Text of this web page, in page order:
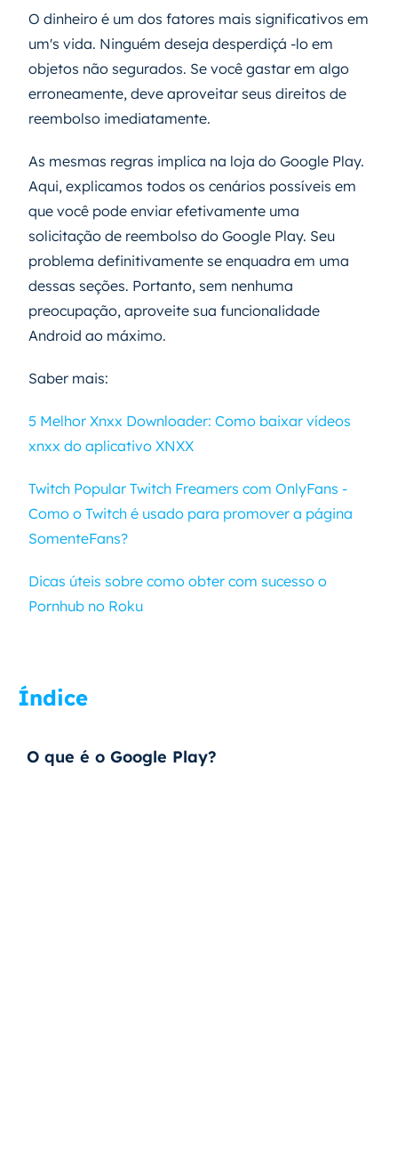
O dinheiro é um dos fatores mais significativos em
um's vida. Ninguém deseja desperdiçá -lo em
objetos não segurados. Se você gastar em algo
erroneamente, deve aproveitar seus direitos de
reembolso imediatamente.
As mesmas regras implica na loja do Google Play.
Aqui, explicamos todos os cenários possíveis em
que você pode enviar efetivamente uma
solicitação de reembolso do Google Play. Seu
problema definitivamente se enquadra em uma
dessas seções. Portanto, sem nenhuma
preocupação, aproveite sua funcionalidade
Android ao máximo.
Saber mais:
5 Melhor Xnxx Downloader: Como baixar vídeos
xnxx do aplicativo XNXX
Twitch Popular Twitch Freamers com OnlyFans -
Como o Twitch é usado para promover a página
SomenteFans?
Dicas úteis sobre como obter com sucesso o
Pornhub no Roku
Índice
O que é o Google Play?